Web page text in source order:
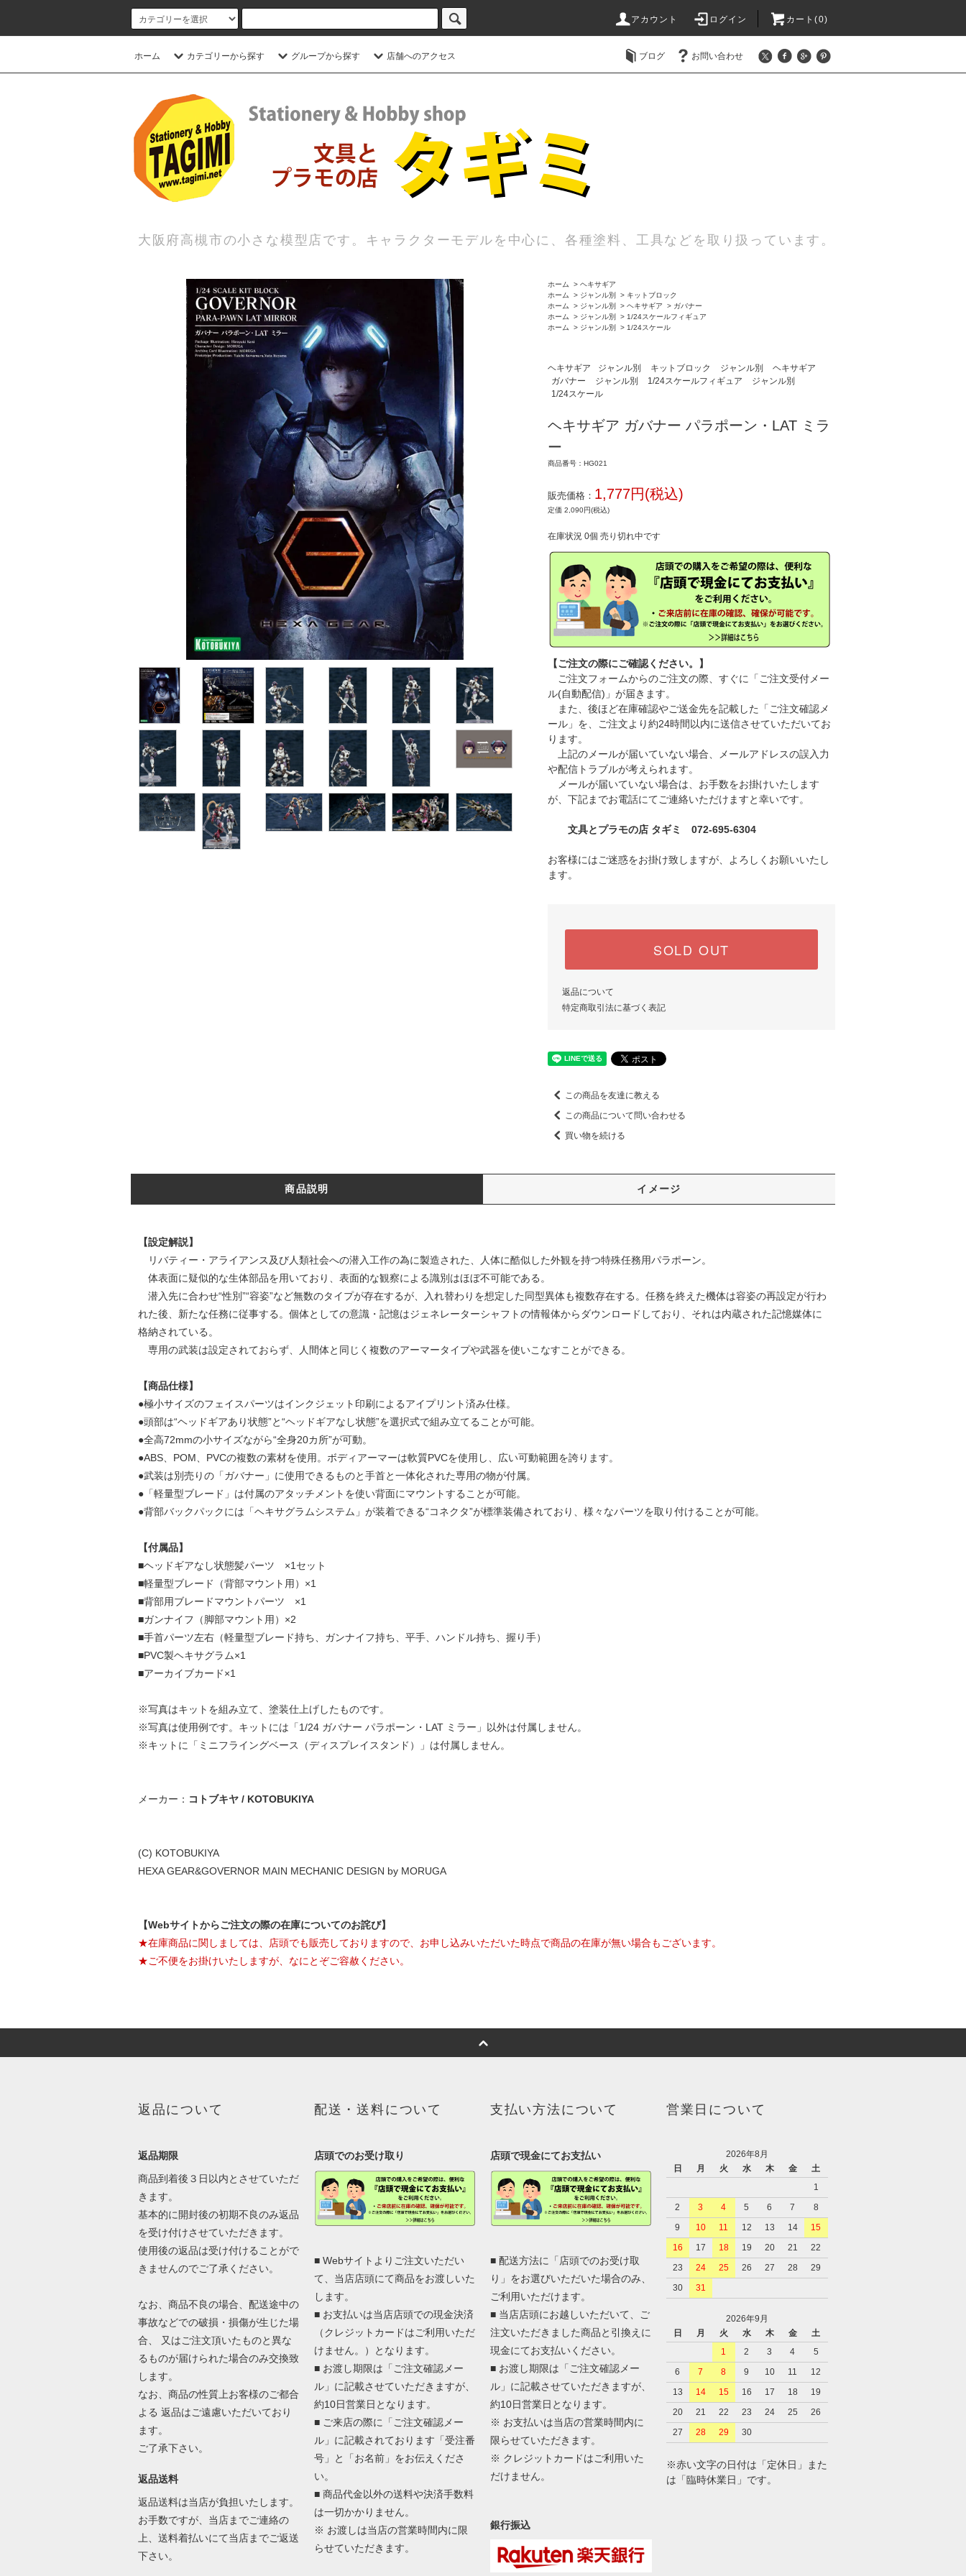
アカウント ログイン カート(0)
ホーム カテゴリーから探す グループから探す 店舗へのアクセス ブログ お問い合わせ
大阪府高槻市の小さな模型店です。キャラクターモデルを中心に、各種塗料、工具などを取り扱っています。
ホーム > ヘキサギア
ホーム
> ジャンル別 > キットブロック
ホーム
> ジャンル別 > ヘキサギア > ガバナー
ホーム
> ジャンル別 > 1/24スケールフィギュア
ホーム
> ジャンル別 > 1/24スケール
ヘキサギア ジャンル別 キットブロック ジャンル別
ヘキサギア
ガバナー
ジャンル別 1/24スケールフィギュア
ジャンル別
1/24スケール
ヘキサギア ガバナー パラポーン・LAT ミラ
ー
商品番号：HG021
販売価格： 1,777円(税込)
定価 2,090円(税込)
在庫状況 0個 売り切れ中です
【ご注文の際にご確認ください。】
ご注文フォームからのご注文の際、すぐに「ご注文受付メー
ル(自動配信)」が届きます。
また、後ほど在庫確認やご送金先を記載した「ご注文確認メ
ール」を、ご注文より約24時間以内に送信させていただいてお
ります。
上記のメールが届いていない場合、メールアドレスの誤入力
や配信トラブルが考えられます。
メールが届いていない場合は、お手数をお掛けいたします
が、下記までお電話にてご連絡いただけますと幸いです。
文具とプラモの店 タギミ 072-695-6304
お客様にはご迷惑をお掛け致しますが、よろしくお願いいたし
ます。
SOLD OUT
返品について
特定商取引法に基づく表記
この商品を友達に教える
この商品について問い合わせる
買い物を続ける
商品説明 イメージ
【設定解説】
リバティー・アライアンス及び人類社会への潜入工作の為に製造された、人体に酷似した外観を持つ特殊任務用パラポーン。
体表面に疑似的な生体部品を用いており、表面的な観察による識別はほぼ不可能である。
潜入先に合わせ“性別”“容姿”など無数のタイプが存在するが、入れ替わりを想定した同型異体も複数存在する。任務を終えた機体は容姿の再設定が行わ
れた後、新たな任務に従事する。個体としての意識・記憶はジェネレーターシャフトの情報体からダウンロードしており、それは内蔵された記憶媒体に
格納されている。
専用の武装は設定されておらず、人間体と同じく複数のアーマータイプや武器を使いこなすことができる。
【商品仕様】
●極小サイズのフェイスパーツはインクジェット印刷によるアイプリント済み仕様。
●頭部は“ヘッドギアあり状態”と“ヘッドギアなし状態”を選択式で組み立てることが可能。
●全高72mmの小サイズながら“全身20カ所”が可動。
●ABS、POM、PVCの複数の素材を使用。ボディアーマーは軟質PVCを使用し、広い可動範囲を誇ります。
●武装は別売りの「ガバナー」に使用できるものと手首と一体化された専用の物が付属。
●「軽量型ブレード」は付属のアタッチメントを使い背面にマウントすることが可能。
●背部バックパックには「ヘキサグラムシステム」が装着できる“コネクタ”が標準装備されており、様々なパーツを取り付けることが可能。
【付属品】
■ヘッドギアなし状態髪パーツ ×1セット
■軽量型ブレード（背部マウント用）×1
■背部用ブレードマウントパーツ ×1
■ガンナイフ（脚部マウント用）×2
■手首パーツ左右（軽量型ブレード持ち、ガンナイフ持ち、平手、ハンドル持ち、握り手）
■PVC製ヘキサグラム×1
■アーカイブカード×1
※写真はキットを組み立て、塗装仕上げしたものです。
※写真は使用例です。キットには「1/24 ガバナー パラポーン・LAT ミラー」以外は付属しません。
※キットに「ミニフライングベース（ディスプレイスタンド）」は付属しません。
メーカー： コトブキヤ / KOTOBUKIYA
(C) KOTOBUKIYA
HEXA GEAR&GOVERNOR MAIN MECHANIC DESIGN by MORUGA
【Webサイトからご注文の際の在庫についてのお詫び】
★在庫商品に関しましては、店頭でも販売しておりますので、お申し込みいただいた時点で商品の在庫が無い場合もございます。
★ご不便をお掛けいたしますが、なにとぞご容赦ください。
返品について
返品期限
商品到着後３日以内とさせていただ
きます。
基本的に開封後の初期不良のみ返品
を受け付けさせていただきます。
使用後の返品は受け付けることがで
きませんのでご了承ください。
なお、商品不良の場合、配送途中の
事故などでの破損・損傷が生じた場
合、 又はご注文頂いたものと異な
るものが届けられた場合のみ交換致
します。
なお、商品の性質上お客様のご都合
よる 返品はご遠慮いただいており
ます。
ご了承下さい。
返品送料
返品送料は当店が負担いたします。
お手数ですが、当店までご連絡の
上、送料着払いにて当店までご返送
下さい。
配送・送料について
店頭でのお受け取り
■ Webサイトよりご注文いただい
て、当店店頭にて商品をお渡しいた
します。
■ お支払いは当店店頭での現金決済
（クレジットカードはご利用いただ
けません。）となります。
■ お渡し期限は「ご注文確認メー
ル」に記載させていただきますが、
約10日営業日となります。
■ ご来店の際に「ご注文確認メー
ル」に記載されております「受注番
号」と「お名前」をお伝えくださ
い。
■ 商品代金以外の送料や決済手数料
は一切かかりません。
※ お渡しは当店の営業時間内に限
らせていただきます。
支払い方法について
店頭で現金にてお支払い
■ 配送方法に「店頭でのお受け取
り」をお選びいただいた場合のみ、
ご利用いただけます。
■ 当店店頭にお越しいただいて、ご
注文いただきました商品と引換えに
現金にてお支払いください。
■ お渡し期限は「ご注文確認メー
ル」に記載させていただきますが、
約10日営業日となります。
※ お支払いは当店の営業時間内に
限らせていただきます。
※ クレジットカードはご利用いた
だけません。
銀行振込
営業日について
2026年8月
日
月 火 水 木 金
土
1
2
3 4 5 6 7
8
9
10 11 12 13 14
15
16
17 18 19 20 21
22
23
24 25 26 27 28
29
30
31
2026年9月
日
月 火 水 木 金
土
1
2 3 4
5
6
7 8 9 10 11
12
13
14 15 16 17 18
19
20
21 22 23 24 25
26
27
28 29 30
※赤い文字の日付は「定休日」また
は「臨時休業日」です。